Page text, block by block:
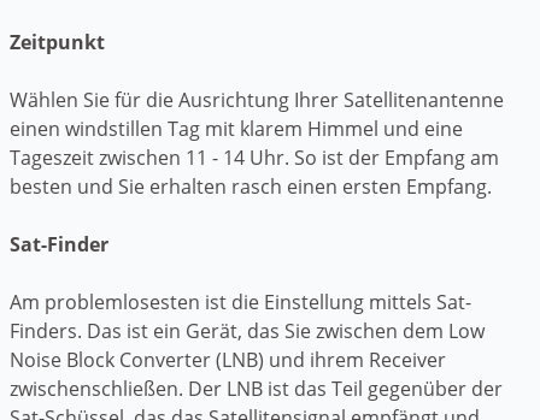
Zeitpunkt
Wählen Sie für die Ausrichtung Ihrer Satellitenantenne
einen windstillen Tag mit klarem Himmel und eine
Tageszeit zwischen 11 - 14 Uhr. So ist der Empfang am
besten und Sie erhalten rasch einen ersten Empfang.
Sat-Finder
Am problemlosesten ist die Einstellung mittels Sat-
Finders. Das ist ein Gerät, das Sie zwischen dem Low
Noise Block Converter (LNB) und ihrem Receiver
zwischenschließen. Der LNB ist das Teil gegenüber der